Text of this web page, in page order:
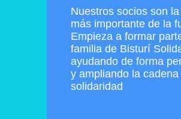
Nuestros socios son
más importante de la
Empieza a formar
familia de Bisturí
ayudando de forma
y ampliando la
solidaridad